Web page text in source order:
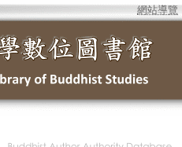
網站導覽